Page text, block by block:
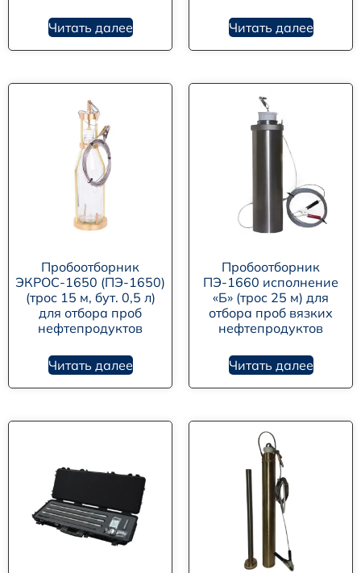
Читать далее Читать далее
Пробоотборник
ЭКРОС-1650 (ПЭ-1650)
(трос 15 м, бут. 0,5 л)
для отбора проб
нефтепродуктов
Читать далее
Пробоотборник
ПЭ-1660 исполнение
«Б» (трос 25 м) для
отбора проб вязких
нефтепродуктов
Читать далее